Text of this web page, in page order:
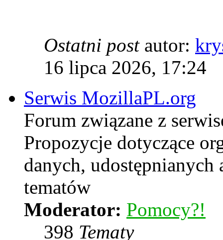
Ostatni postautor:
16 lipca 2026, 17:24
Serwis MozillaPL.org
Forum związane z
Propozycje dotyczące
danych, udostępnianych
tematów
Moderator: Pomocy?!
398 Tematy